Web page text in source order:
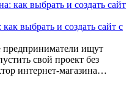
выбрать и создать сайт с
ищут
свой проект без
интернет-магазина…